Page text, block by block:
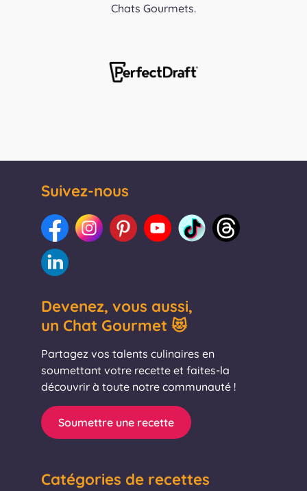
Chats Gourmets.
Suivez-nous
Devenez, vous aussi,
un Chat Gourmet 😻
Partagez vos talents culinaires en
soumettant votre recette et faites-la
découvrir à toute notre communauté !
Soumettre une recette
Catégories de recettes